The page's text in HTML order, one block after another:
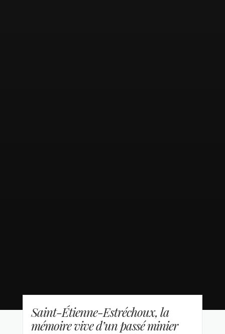
Saint-Étienne-Estréchoux, la
mémoire vive d’un passé minier